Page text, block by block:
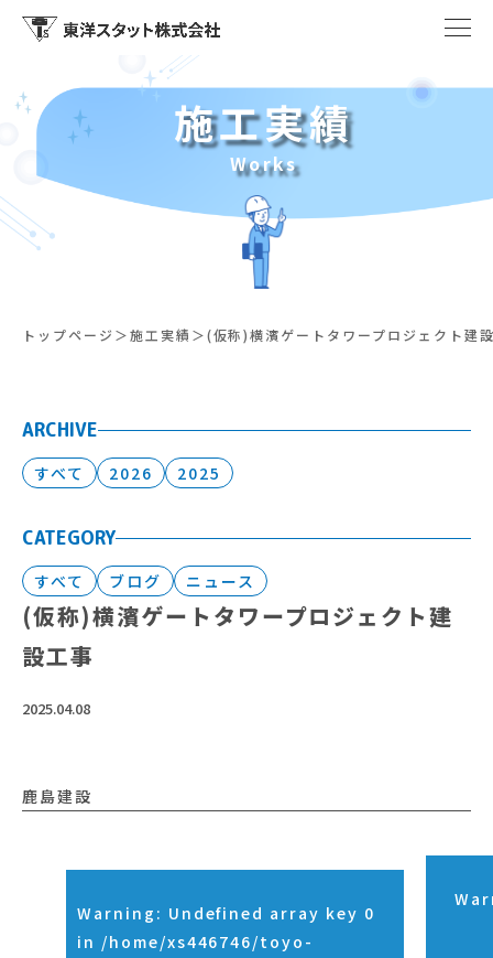
施工実績
Works
トップページ 施工実績 (仮称)横濱ゲートタワープロジェクト建
ARCHIVE
すべて 2026 2025
CATEGORY
すべて ブログ ニュース
(仮称)横濱ゲートタワープロジェクト建
設工事
2025.04.08
鹿島建設
Warning : Undefined array key 0
in /home/xs446746/toyo-